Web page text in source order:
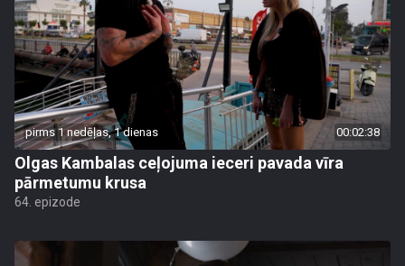
pirms 1 nedēļas, 1 dienas 00:02:38
Olgas Kambalas ceļojuma ieceri pavada vīra
pārmetumu krusa
64. epizode